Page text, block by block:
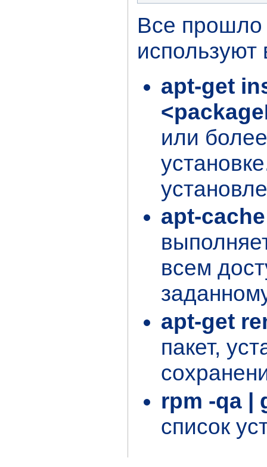
Все
используют
apt-get
или
apt-
всем
apt-get
пакет,
rpm -qa |
список